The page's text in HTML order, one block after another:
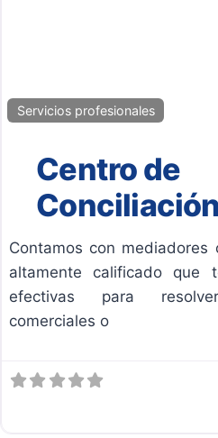
Servicios profesionales
Centro de
Contamos con
altamente calificado que
efectivas para
comerciales o